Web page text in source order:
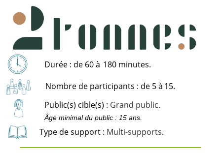
Durée : de 60 à 180 minutes.
Nombre de participants : de 5 à 15.
Public(s) cible(s) : Grand public.
Âge minimal du public : 15 ans.
Type de support : Multi-supports.